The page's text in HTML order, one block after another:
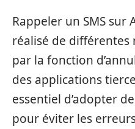
Rappeler un SMS
réalisé de différentes
par la fonction
des applications
essentiel d’adopter
pour éviter les